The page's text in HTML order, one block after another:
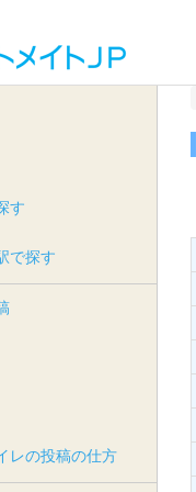
す
で探す
レの投稿の仕方